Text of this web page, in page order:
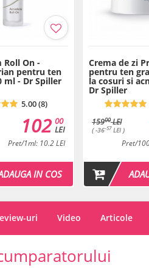
Roll On -
pentru ten
ml - Dr Spiller
5.00 (8)
00
LEI
102
Pret/1ml: 10.2 LEI
IN COS
Crema de zi
pentru ten
la cosuri si
Dr Spiller
15900LEI
( -36-57LEI )
Pret/
uri Video Articole